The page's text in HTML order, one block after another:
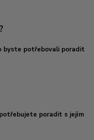
byste potřebovali poradit
poradit s jejím